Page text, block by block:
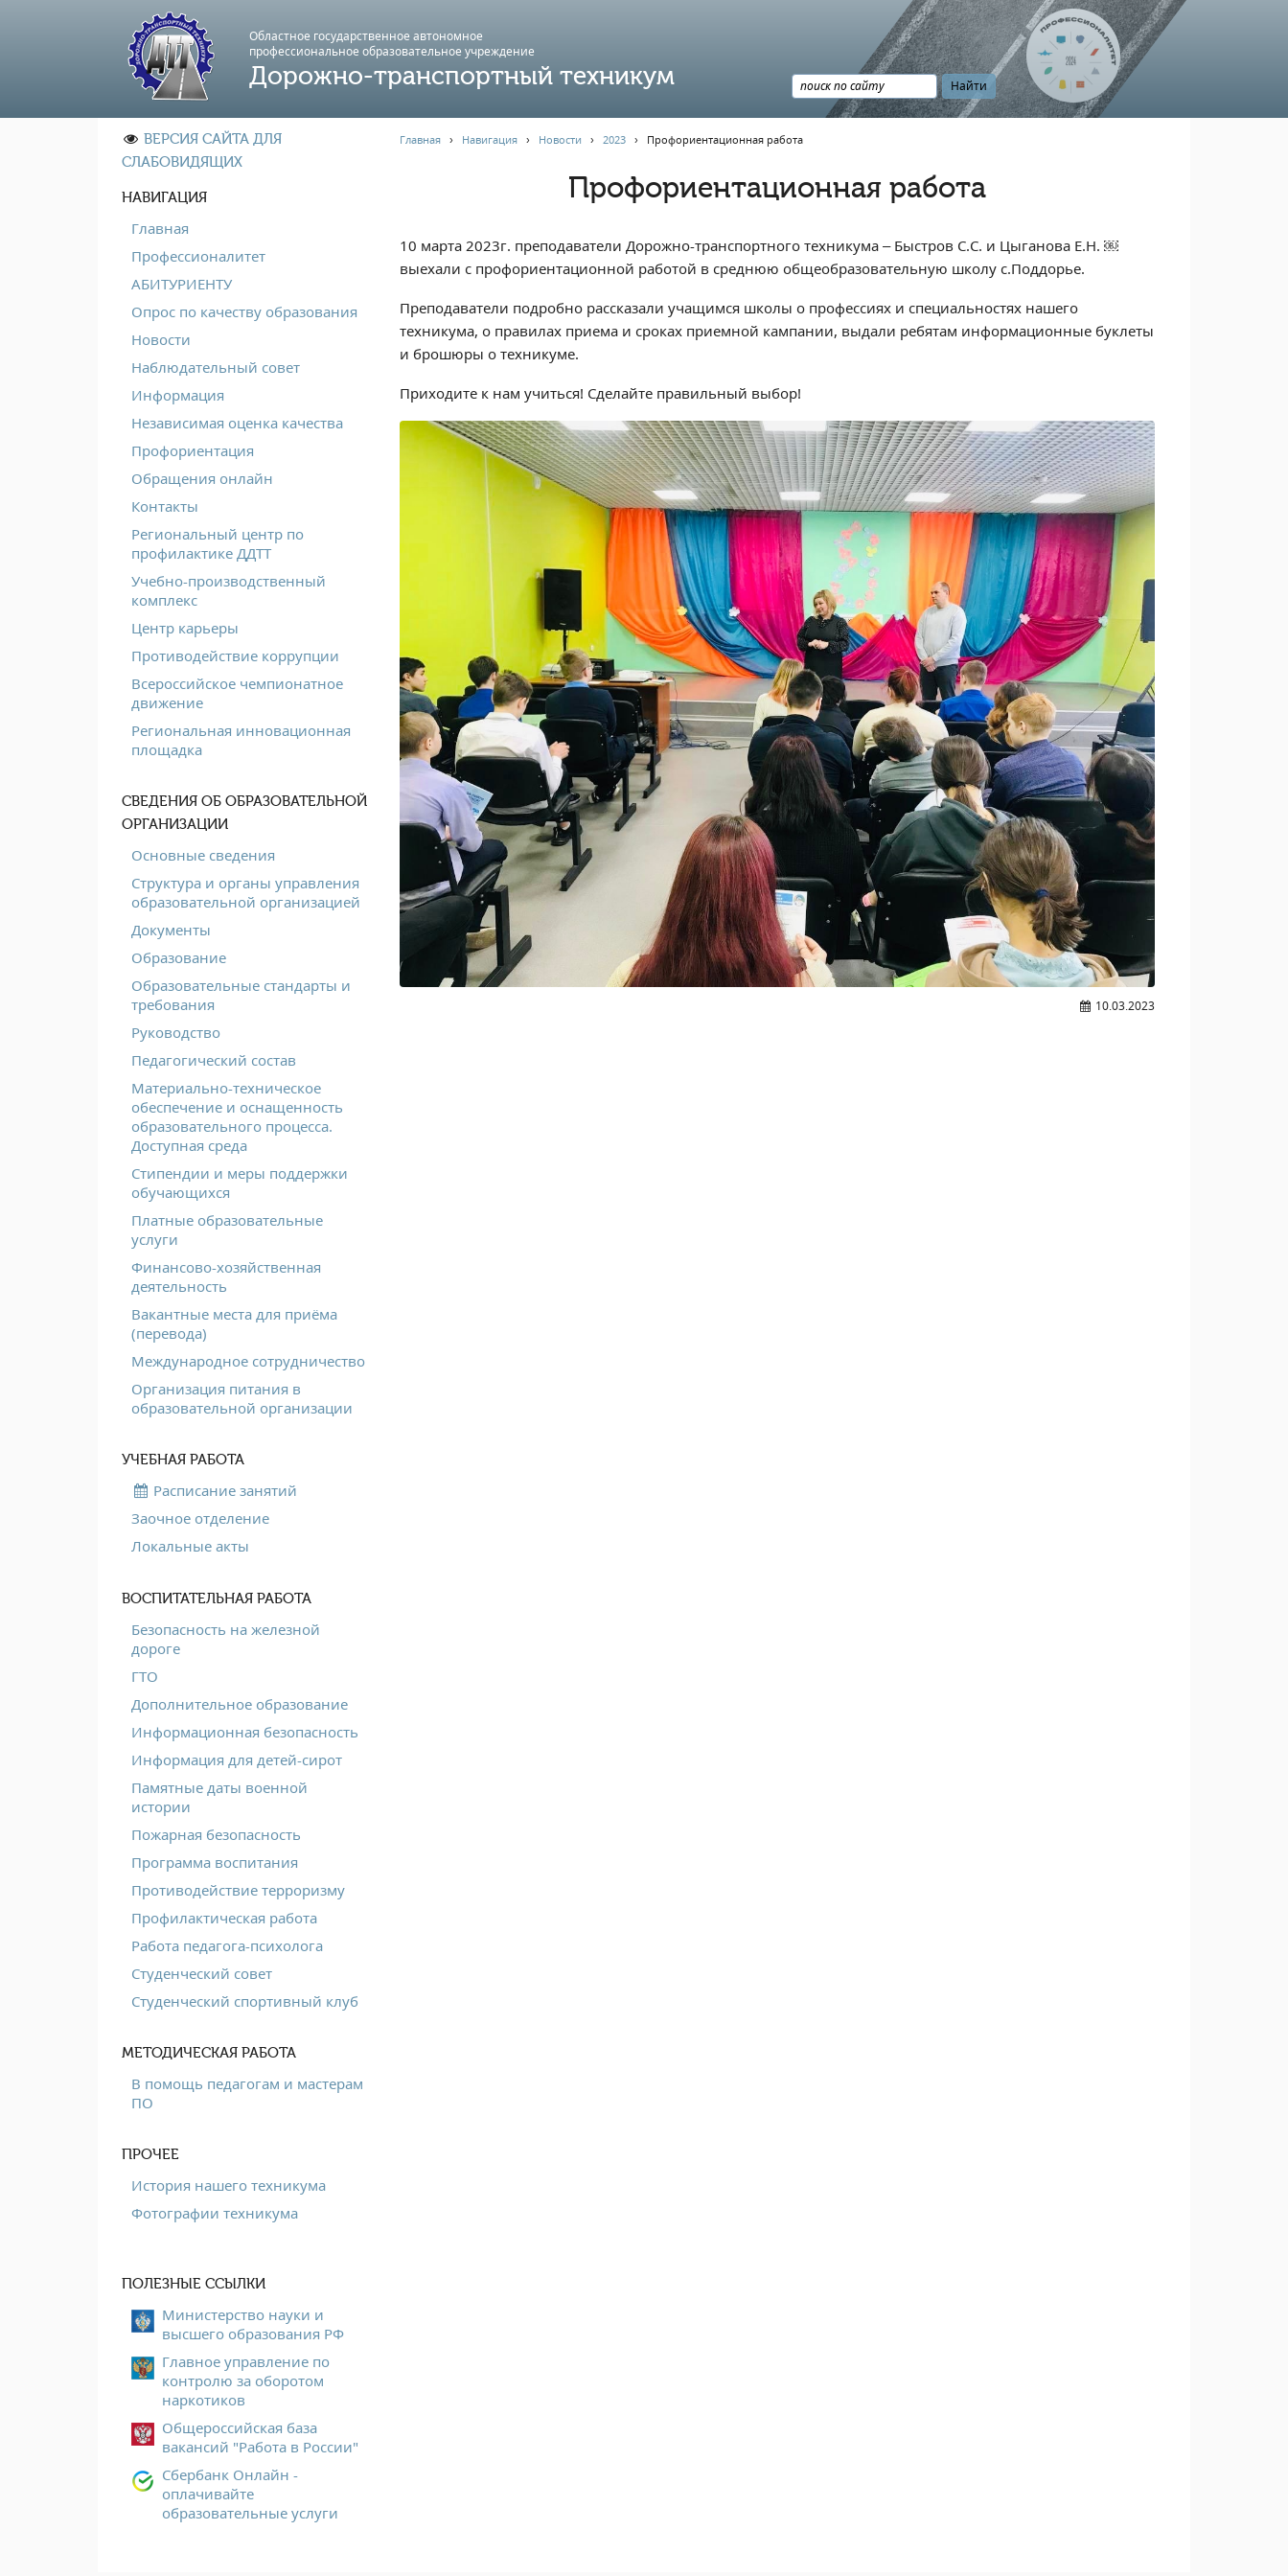
Областное государственное автономное
профессиональноe образовательное учреждение
Дорожно-транспортный техникум
ВЕРСИЯ САЙТА ДЛЯ
СЛАБОВИДЯЩИХ
НАВИГАЦИЯ
Главная
Профессионалитет
АБИТУРИЕНТУ
Опрос по качеству образования
Новости
Наблюдательный совет
Информация
Независимая оценка качества
Профориентация
Обращения онлайн
Контакты
Региональный центр по
профилактике ДДТТ
Учебно-производственный
комплекс
Центр карьеры
Противодействие коррупции
Всероссийское чемпионатное
движение
Региональная инновационная
площадка
СВЕДЕНИЯ ОБ ОБРАЗОВАТЕЛЬНОЙ
ОРГАНИЗАЦИИ
Основные сведения
Структура и органы управления
образовательной организацией
Документы
Образование
Образовательные стандарты и
требования
Руководство
Педагогический состав
Материально-техническое
обеспечение и оснащенность
образовательного процесса.
Доступная среда
Стипендии и меры поддержки
обучающихся
Платные образовательные
услуги
Финансово-хозяйственная
деятельность
Вакантные места для приёма
(перевода)
Международное сотрудничество
Организация питания в
образовательной организации
УЧЕБНАЯ РАБОТА
Расписание занятий
Заочное отделение
Локальные акты
ВОСПИТАТЕЛЬНАЯ РАБОТА
Безопасность на железной
дороге
ГТО
Дополнительное образование
Информационная безопасность
Информация для детей-сирот
Памятные даты военной
истории
Пожарная безопасность
Программа воспитания
Противодействие терроризму
Профилактическая работа
Работа педагога-психолога
Студенческий совет
Студенческий спортивный клуб
МЕТОДИЧЕСКАЯ РАБОТА
В помощь педагогам и мастерам
ПО
ПРОЧЕЕ
История нашего техникума
Фотографии техникума
ПОЛЕЗНЫЕ ССЫЛКИ
Министерство науки и
высшего образования РФ
Главное управление по
контролю за оборотом
наркотиков
Общероссийская база
вакансий "Работа в России"
Сбербанк Онлайн -
оплачивайте
образовательные услуги
Главная› Навигация› Новости › 2023› Профориентационная работа
Профориентационная работа
10 марта 2023г. преподаватели Дорожно-транспортного техникума – Быстров С.С. и Цыганова Е.Н. ￼
выехали с профориентационной работой в среднюю общеобразовательную школу с.Поддорье.
Преподаватели подробно рассказали учащимся школы о профессиях и специальностях нашего
техникума, о правилах приема и сроках приемной кампании, выдали ребятам информационные буклеты
и брошюры о техникуме.
Приходите к нам учиться! Сделайте правильный выбор!
10.03.2023